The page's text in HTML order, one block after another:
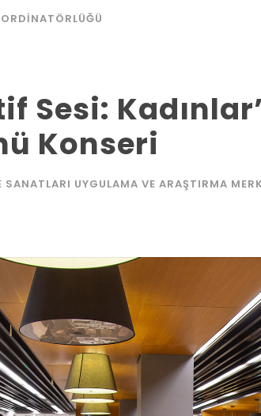
Sesi:
Konseri
SANATLARI UYGULAMA VE ARAŞTIRMA